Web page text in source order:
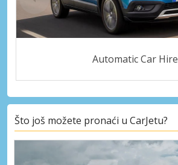
Automatic Car Hire
Što još možete pronaći u CarJetu?